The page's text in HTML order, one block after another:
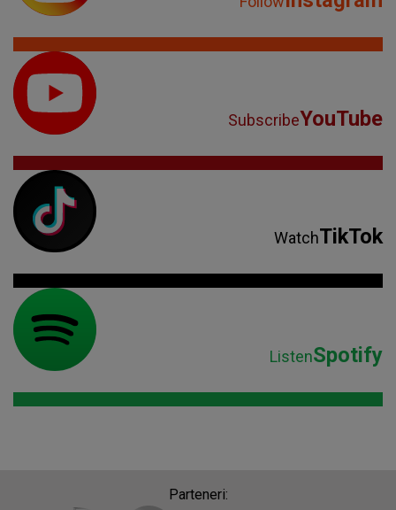
SubscribeYouTube
WatchTikTok
ListenSpotify
Parteneri: